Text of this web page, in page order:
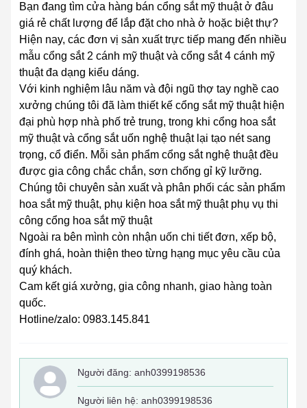
Bạn đang tìm cửa hàng bán cổng sắt mỹ thuật ở đâu
giá rẻ chất lượng để lắp đặt cho nhà ở hoặc biệt thự?
Hiện nay, các đơn vị sản xuất trực tiếp mang đến nhiều
mẫu cổng sắt 2 cánh mỹ thuật và cổng sắt 4 cánh mỹ
thuật đa dạng kiểu dáng.
Với kinh nghiệm lâu năm và đội ngũ thợ tay nghề cao
xưởng chúng tôi đã làm thiết kế cổng sắt mỹ thuật hiện
đại phù hợp nhà phố trẻ trung, trong khi cổng hoa sắt
mỹ thuật và cổng sắt uốn nghệ thuật lại tạo nét sang
trọng, cổ điển. Mỗi sản phẩm cổng sắt nghệ thuật đều
được gia công chắc chắn, sơn chống gỉ kỹ lưỡng.
Chúng tôi chuyên sản xuất và phân phối các sản phẩm
hoa sắt mỹ thuật, phụ kiện hoa sắt mỹ thuật phụ vụ thi
công cổng hoa sắt mỹ thuật
Ngoài ra bên mình còn nhận uốn chi tiết đơn, xếp bộ,
đính ghá, hoàn thiện theo từng hạng mục yêu cầu của
quý khách.
Cam kết giá xưởng, gia công nhanh, giao hàng toàn
quốc.
Hotline/zalo: 0983.145.841
Người đăng: anh0399198536
Người liên hệ: anh0399198536